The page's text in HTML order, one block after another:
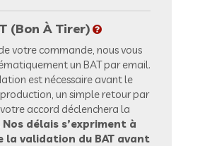
(Bon À Tirer)
votre commande, nous vous
un BAT par email.
est nécessaire avant le
un simple retour par
accord déclenchera la
Nos délais s’expriment à
la validation du BAT avant